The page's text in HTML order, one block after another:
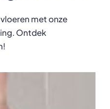
met onze
Ontdek